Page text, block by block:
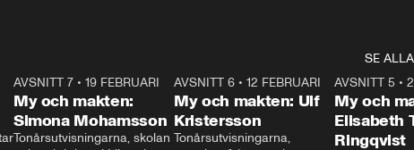
SE ALLA
24:30
AVSNITT 7• 19 FEBRUARI
My och makten:
Simona Mohamsson
Tonårsutvisningarna, skolan
27:30
AVSNITT 6 •12 FEBRUARI
My och makten: Ulf
Kristersson
Tonårsutvisningarna,
AVSNITT 5 •
My och
Elisabeth
Ringqvist